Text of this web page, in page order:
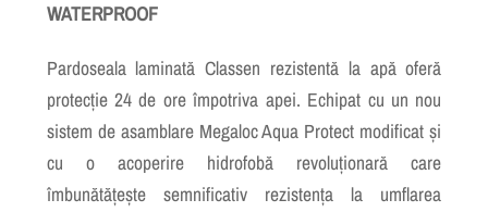
WATERPROOF
Pardoseala laminată Classen rezistentă la apă oferă
protecție 24 de ore împotriva apei. Echipat cu un nou
sistem de asamblare Megaloc Aqua Protect modificat și
cu o acoperire hidrofobă revoluționară care
îmbunătățește semnificativ rezistența la umflarea